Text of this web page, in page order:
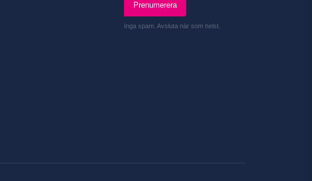
Prenumerera
Inga spam. Avsluta när som helst.